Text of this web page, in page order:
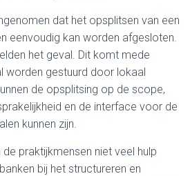
dat het opsplitsen van een
eenvoudig kan worden afgesloten.
het geval. Dit komt mede
worden gestuurd door lokaal
de opsplitsing op de scope,
en de interface voor de
kunnen zijn.
praktijkmensen niet veel hulp
bij het structureren en